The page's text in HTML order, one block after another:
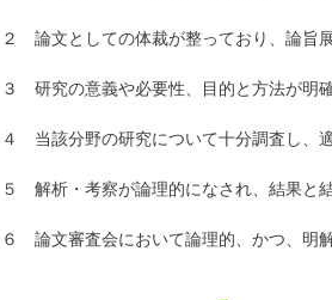
２ 論文としての体裁が整っており、論旨
３ 研究の意義や必要性、目的と方法が明確
４ 当該分野の研究について十分調査し、
５ 解析・考察が論理的になされ、結果と
６ 論文審査会において論理的、かつ、明